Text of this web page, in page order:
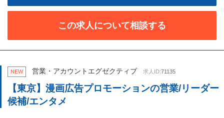
この求人について相談する
NEW 営業・アカウントエグゼクティブ 求人ID:71135
【東京】漫画広告プロモーションの営業/リーダー
候補/エンタメ